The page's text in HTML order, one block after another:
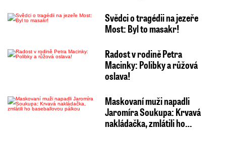
Svědci o tragédii na jezeře
Most: Byl to masakr!
Radost v rodině Petra
Macinky: Polibky a růžová
oslava!
Maskovaní muži napadli
Jaromíra Soukupa: Krvavá
nakládačka, zmlátili ho…